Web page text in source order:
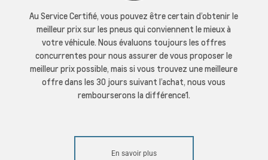
Au Service Certifié, vous pouvez être certain d’obtenir le
meilleur prix sur les pneus qui conviennent le mieux à
votre véhicule. Nous évaluons toujours les offres
concurrentes pour nous assurer de vous proposer le
meilleur prix possible, mais si vous trouvez une meilleure
offre dans les 30 jours suivant l’achat, nous vous
rembourserons la différence1.
En savoir plus